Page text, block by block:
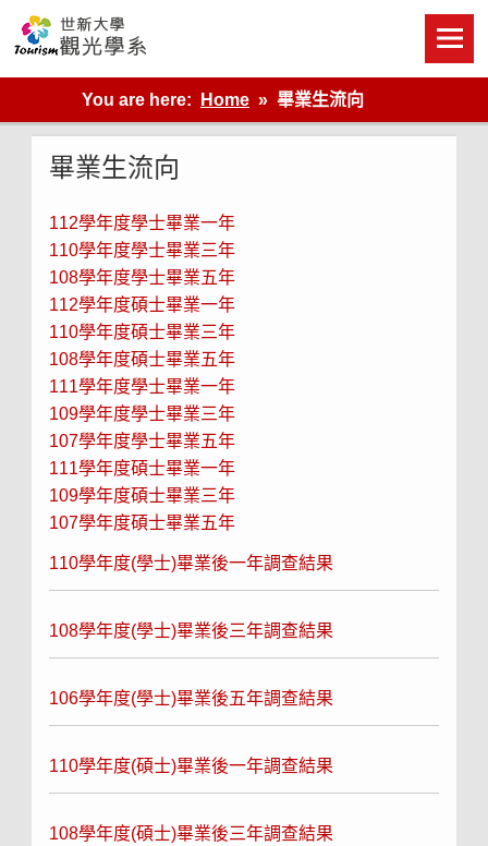
content
世新大學觀光學系網站
You are here:
Home 畢業生流向
畢業生流向
112學年度學士畢業一年
110學年度學士畢業三年
108學年度學士畢業五年
112學年度碩士畢業一年
110學年度碩士畢業三年
108學年度碩士畢業五年
111學年度學士畢業一年
109學年度學士畢業三年
107學年度學士畢業五年
111學年度碩士畢業一年
109學年度碩士畢業三年
107學年度碩士畢業五年
110學年度(學士)畢業後一年調查結果
108學年度(學士)畢業後三年調查結果
106學年度(學士)畢業後五年調查結果
110學年度(碩士)畢業後一年調查結果
108學年度(碩士)畢業後三年調查結果